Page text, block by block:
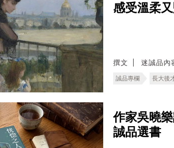
感受溫柔
撰文 迷誠品內
誠品專欄 長大後
作家吳曉
誠品選書